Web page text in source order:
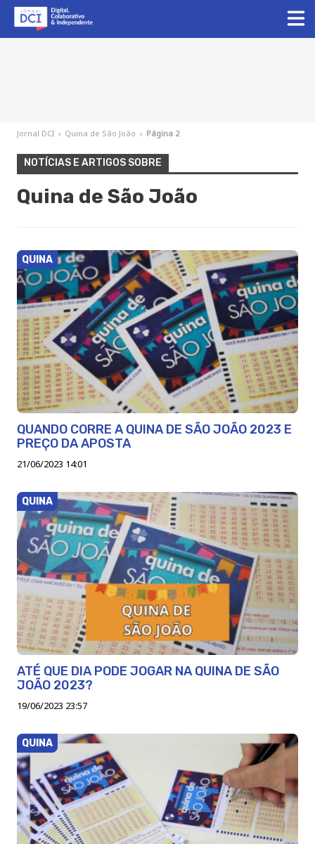
Jornal DCI › Quina de São João › Página 2
NOTÍCIAS E ARTIGOS SOBRE
Quina de São João
QUINA
QUANDO CORRE A QUINA DE SÃO JOÃO 2023 E
PREÇO DA APOSTA
21/06/2023 14:01
QUINA
ATÉ QUE DIA PODE JOGAR NA QUINA DE SÃO
JOÃO 2023?
19/06/2023 23:57
QUINA